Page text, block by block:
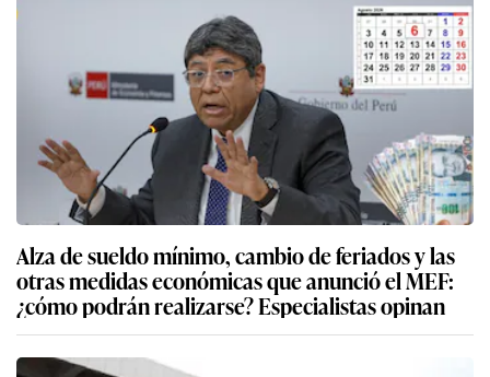
Alza de sueldo mínimo, cambio de feriados y las
otras medidas económicas que anunció el MEF:
¿cómo podrán realizarse? Especialistas opinan